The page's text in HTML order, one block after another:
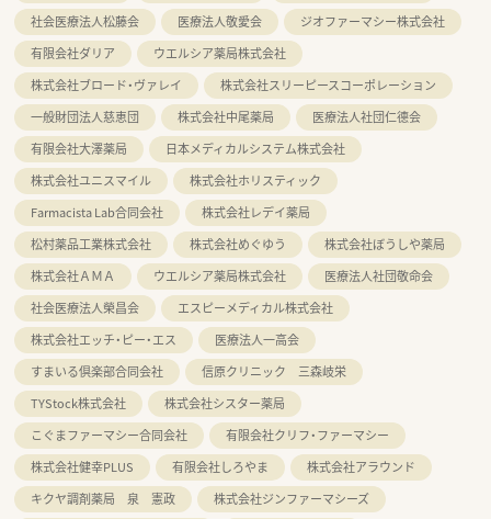
社会医療法人松藤会
医療法人敬愛会
ジオファーマシー株式会社
有限会社ダリア
ウエルシア薬局株式会社
株式会社ブロード・ヴァレイ
株式会社スリーピースコーポレーション
一般財団法人慈恵団
株式会社中尾薬局
医療法人社団仁德会
有限会社大澤薬局
日本メディカルシステム株式会社
株式会社ユニスマイル
株式会社ホリスティック
Farmacista Lab合同会社
株式会社レデイ薬局
松村薬品工業株式会社
株式会社めぐゆう
株式会社ぼうしや薬局
株式会社ＡＭＡ
ウエルシア薬局株式会社
医療法人社団敬命会
社会医療法人榮昌会
エスピーメディカル株式会社
株式会社エッチ・ピー・エス
医療法人一高会
すまいる倶楽部合同会社
信原クリニック 三森岐栄
TYStock株式会社
株式会社シスター薬局
こぐまファーマシー合同会社
有限会社クリフ・ファーマシー
株式会社健幸PLUS
有限会社しろやま
株式会社アラウンド
キクヤ調剤薬局 泉 憲政
株式会社ジンファーマシーズ